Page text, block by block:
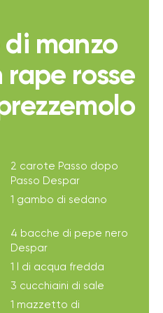
di manzo
rape rosse
2 carote Passo dopo
Passo Despar
1 gambo di sedano
4 bacche di pepe nero
Despar
1 l di acqua fredda
3 cucchiaini di sale
1 mazzetto di